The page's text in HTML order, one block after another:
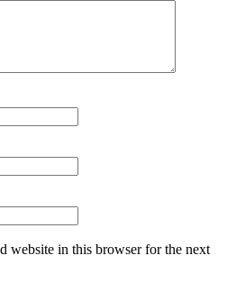
website in this browser for the next